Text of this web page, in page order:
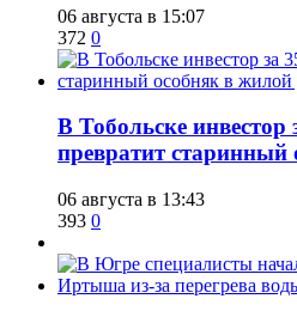
06 августа в 15:07
372 0
В Тобольске инвестор
превратит
06 августа в 13:43
393 0